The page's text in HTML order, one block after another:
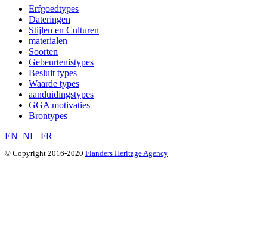
Erfgoedtypes
Dateringen
Stijlen en Culturen
materialen
Soorten
Gebeurtenistypes
Besluit types
Waarde types
aanduidingstypes
GGA motivaties
Brontypes
EN NL FR
© Copyright 2016-2020 Flanders Heritage Agency